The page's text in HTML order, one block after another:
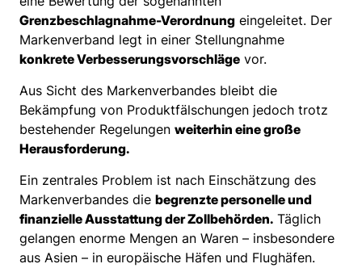
Grenzbeschlagnahme-Verordnung eingeleitet. Der
Markenverband legt in einer Stellungnahme
konkrete Verbesserungsvorschläge vor.
Aus Sicht des Markenverbandes bleibt die
Bekämpfung von Produktfälschungen jedoch trotz
bestehender Regelungen weiterhin eine große
Herausforderung.
Ein zentrales Problem ist nach Einschätzung des
Markenverbandes die begrenzte personelle und
finanzielle Ausstattung der Zollbehörden. Täglich
gelangen enorme Mengen an Waren – insbesondere
aus Asien – in europäische Häfen und Flughäfen.